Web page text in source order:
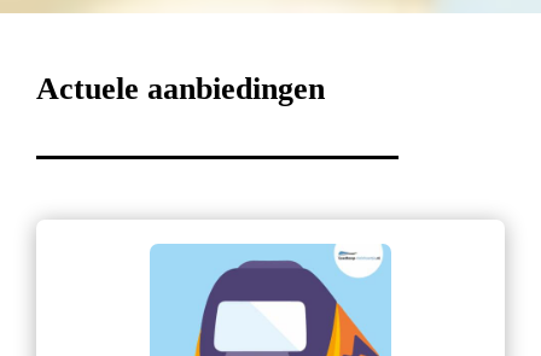
Actuele aanbiedingen